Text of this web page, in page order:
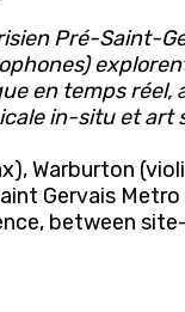
Pré-Saint-
en temps réel,
in-situ et art
Warburton
Gervais
between